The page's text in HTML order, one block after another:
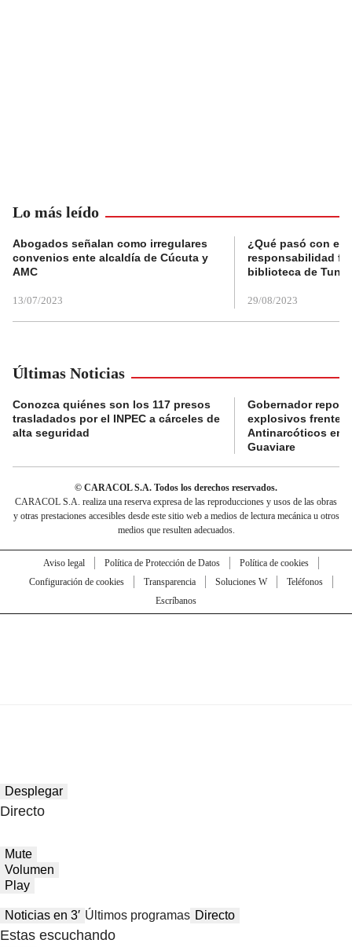
Lo más leído
Abogados señalan como irregulares
convenios ente alcaldía de Cúcuta y
AMC
13/07/2023
¿Qué pasó con el
responsabilidad
biblioteca de
29/08/2023
Últimas Noticias
Conozca quiénes son los 117 presos
trasladados por el INPEC a cárceles de
alta seguridad
Gobernador
explosivos frente a
Antinarcóticos en
Guaviare
© CARACOL S.A. Todos los derechos reservados.
CARACOL S.A. realiza una reserva expresa de las reproducciones y usos de las obras
y otras prestaciones accesibles desde este sitio web a medios de lectura mecánica u otros
medios que resulten adecuados.
Aviso legal Política de Protección de Datos
Política de cookies
Configuración de cookies
Transparencia Soluciones W
Teléfonos
Escríbanos
Desplegar
Directo
Mute
Volumen
Play
Noticias en 3′ Últimos programas Directo
Estas escuchando